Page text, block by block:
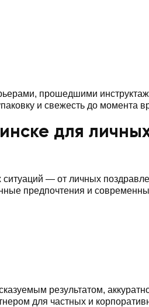
прошедшими
и свежесть до момента
для
ситуаций — от личных
предпочтения и
результатом,
для частных и